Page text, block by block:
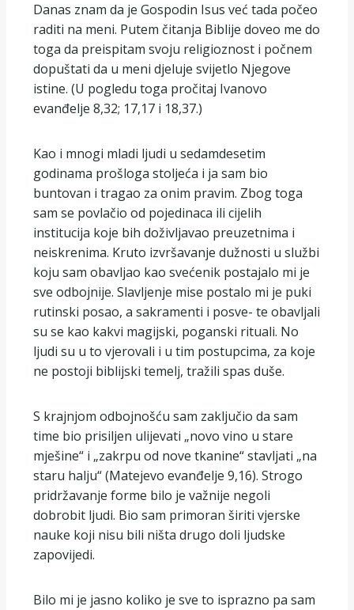
Danas znam da je Gospodin Isus već tada počeo
raditi na meni. Putem čitanja Biblije doveo me do
toga da preispitam svoju religioznost i počnem
dopuštati da u meni djeluje svijetlo Njegove
istine. (U pogledu toga pročitaj Ivanovo
evanđelje 8,32; 17,17 i 18,37.)
Kao i mnogi mladi ljudi u sedamdesetim
godinama prošloga stoljeća i ja sam bio
buntovan i tragao za onim pravim. Zbog toga
sam se povlačio od pojedinaca ili cijelih
institucija koje bih doživljavao preuzetnima i
neiskrenima. Kruto izvršavanje dužnosti u službi
koju sam obavljao kao svećenik postajalo mi je
sve odbojnije. Slavljenje mise postalo mi je puki
rutinski posao, a sakramenti i posve- te obavljali
su se kao kakvi magijski, poganski rituali. No
ljudi su u to vjerovali i u tim postupcima, za koje
ne postoji biblijski temelj, tražili spas duše.
S krajnjom odbojnošću sam zaključio da sam
time bio prisiljen ulijevati „novo vino u stare
mješine“ i „zakrpu od nove tkanine“ stavljati „na
staru halju“ (Matejevo evanđelje 9,16). Strogo
pridržavanje forme bilo je važnije negoli
dobrobit ljudi. Bio sam primoran širiti vjerske
nauke koji nisu bili ništa drugo doli ljudske
zapovijedi.
Bilo mi je jasno koliko je sve to isprazno pa sam